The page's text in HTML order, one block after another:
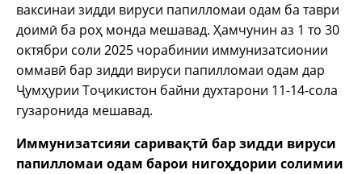
ваксинаи зидди вируси папилломаи одам ба таври
доимӣ ба роҳ монда мешавад. Ҳамчунин аз 1 то 30
октябри соли 2025 чорабинии иммунизатсионии
оммавӣ бар зидди вируси папилломаи одам дар
Ҷумҳурии Тоҷикистон байни духтарони 11-14-сола
гузаронида мешавад.
Иммунизатсияи саривақтӣ бар зидди вируси
папилломаи одам барои нигоҳдории солимии